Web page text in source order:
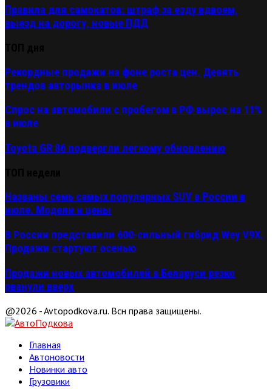
Правила для самокатов: штраф за езду вдвоем,
выезд на дорогу, новые ПДД
Рекордные продажи на фоне роста цен. Девять
трендов авторынка в июле
Спрос на автомобили с пробегом в РФ вырос на 11%
в июле
Toyota GR 86 подвергли легкому обновлению
Названы семь самых популярных SUV в России в
июле. Модели и цены
В России представили 600-сильный гибрид Wey V9X.
Продажи стартуют осенью
Продажи новых автомобилей в Беларуси резко
рванули вверх
@2026 - Avtopodkova.ru. Всн права защищены.
Главная
Автоновости
Новинки авто
Грузовики